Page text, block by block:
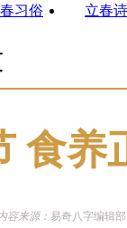
习俗 立春
食养
容来源： 易奇八字编辑部